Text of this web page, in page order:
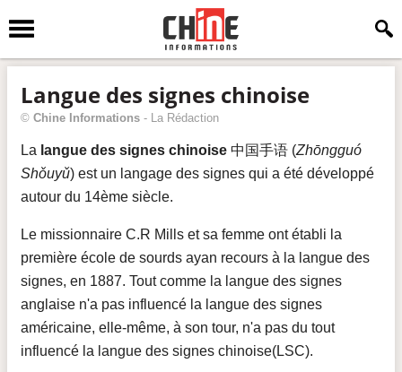
Langue des signes chinoise
© Chine Informations - La Rédaction
La langue des signes chinoise 中国手语 (Zhōngguó
Shǒuyǔ) est un langage des signes qui a été développé
autour du 14ème siècle.
Le missionnaire C.R Mills et sa femme ont établi la
première école de sourds ayan recours à la langue des
signes, en 1887. Tout comme la langue des signes
anglaise n'a pas influencé la langue des signes
américaine, elle-même, à son tour, n'a pas du tout
influencé la langue des signes chinoise(LSC).